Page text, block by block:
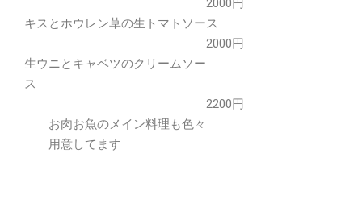
2000円
キスとホウレン草の生トマトソース
2000円
生ウニとキャベツのクリームソー
ス
2200円
お肉お魚のメイン料理も色々
用意してます